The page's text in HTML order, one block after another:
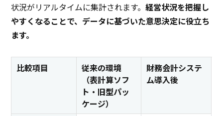
状況がリアルタイムに集計されます。経営状況を把握し
やすくなることで、データに基づいた意思決定に役立ち
ます。
比較項目
従来の環境
（表計算ソフ
ト・旧型パッ
ケージ）
財務会計システ
ム導入後